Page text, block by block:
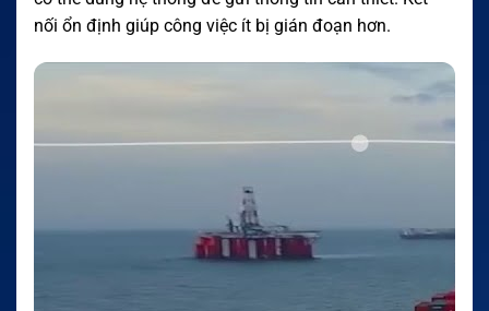
nối ổn định giúp công việc ít bị gián đoạn hơn.